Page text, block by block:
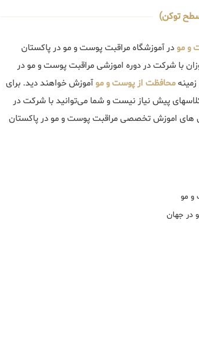
(سطح توکن)
و مودر آموزشگاه مراقبت پوست و مو در پاکستان
با شرکت در دوره اموزشی مراقبت پوست و مو در
محافظت از پوست و موآموزش خواهند دید. برای
پیش نیاز نیست و شما می‌توانید با شرکت در
های اموزش تخصصی مراقبت پوست و مو در پاکستان
و مو
در جهان